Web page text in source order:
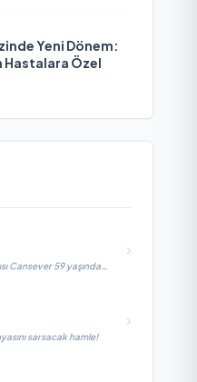
Yeni Dönem:
Hastalara Özel
Cansever 59 yaşında
sarsacak hamle!